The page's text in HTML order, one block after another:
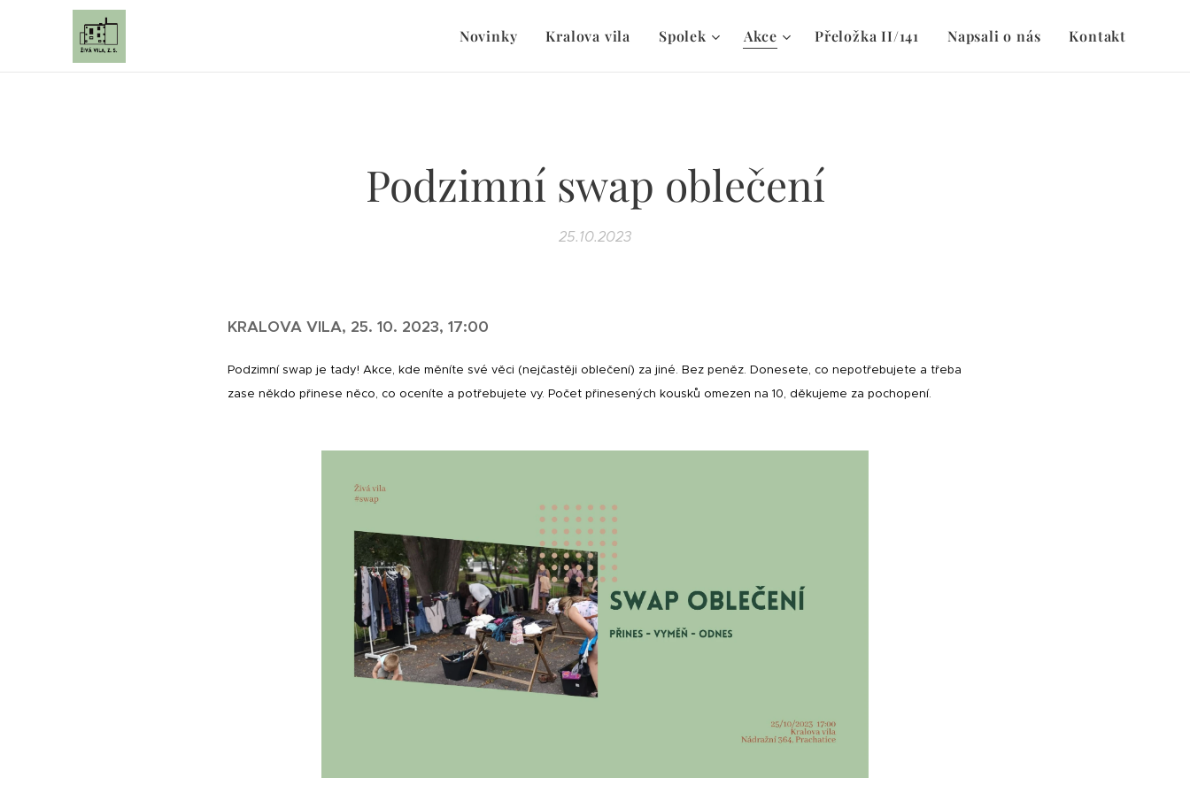
Novinky Kralova vila Spolek Akce Přeložka II/141 Napsali o nás Kontakt
Podzimní swap oblečení
25.10.2023
KRALOVA VILA, 25. 10. 2023, 17:00
Podzimní swap je tady! Akce, kde měníte své věci (nejčastěji oblečení) za jiné. Bez peněz. Donesete, co nepotřebujete a třeba
zase někdo přinese něco, co oceníte a potřebujete vy. Počet přinesených kousků omezen na 10, děkujeme za pochopení.